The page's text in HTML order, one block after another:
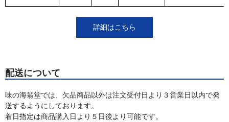
詳細はこちら
配送について
味の海翁堂では、欠品商品以外は注文受付日より３営業日以内で発
送するようにしております。
着日指定は商品購入日より５日後より可能です。